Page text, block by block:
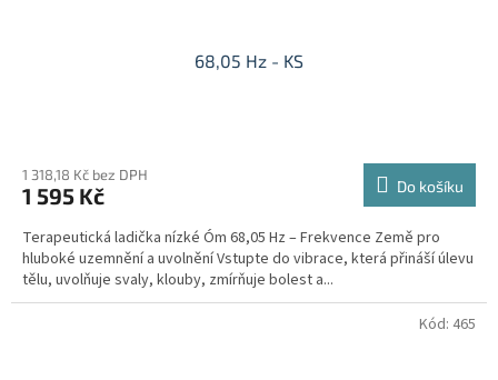
68,05 Hz - KS
1 318,18 Kč bez DPH
1 595 Kč Do košíku
Terapeutická ladička nízké Óm 68,05 Hz – Frekvence Země pro
hluboké uzemnění a uvolnění Vstupte do vibrace, která přináší úlevu
tělu, uvolňuje svaly, klouby, zmírňuje bolest a...
Kód: 465